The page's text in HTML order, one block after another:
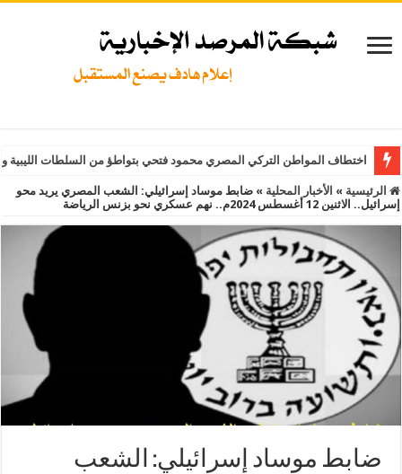
اختطاف المواطن التركي المصري محمود فتحي بتواطؤ من السلطات
الرئيسية » الأخبار المحلية » ضابط موساد إسرائيلي: الشعب المصري يريد محو
إسرائيل.. الاثنين 12 أغسطس 2024م.. نهم عسكري نحو بزنس الرياضة
ضابط موساد إسرائيلي: الشعب